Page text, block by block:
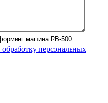
персональных